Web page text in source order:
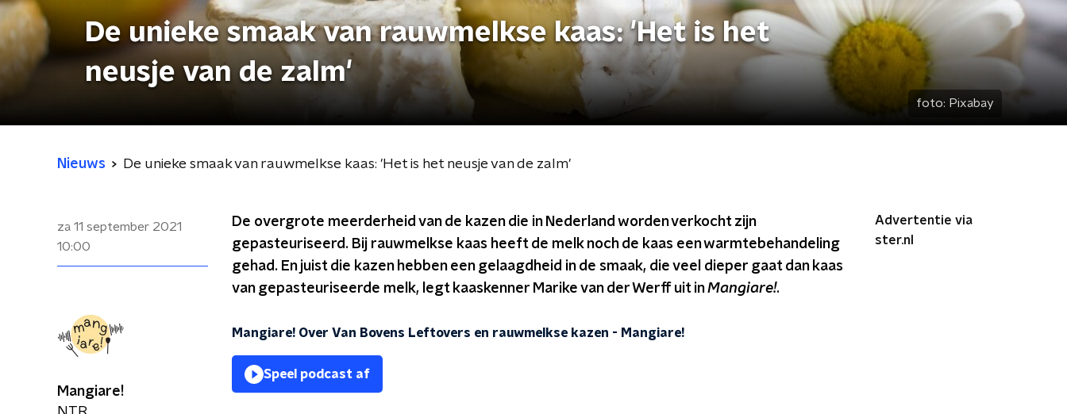
De unieke smaak van rauwmelkse kaas: 'Het is het
neusje van de zalm'
foto: Pixabay
Nieuws De unieke smaak van rauwmelkse kaas: 'Het is het neusje van de zalm'
za 11 september 2021
10:00
De overgrote meerderheid van de kazen die in Nederland worden verkocht zijn
gepasteuriseerd. Bij rauwmelkse kaas heeft de melk noch de kaas een warmtebehandeling
gehad. En juist die kazen hebben een gelaagdheid in de smaak, die veel dieper gaat dan kaas
van gepasteuriseerde melk, legt kaaskenner Marike van der Werff uit inMangiare!.
Mangiare! Over Van Bovens Leftovers en rauwmelkse kazen - Mangiare!
Speel podcast af
Advertentie via
ster.nl
Mangiare!